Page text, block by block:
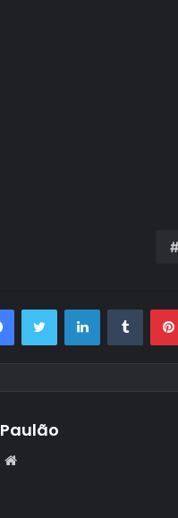
FacebookTwitter Linkedin
Paulão
Website